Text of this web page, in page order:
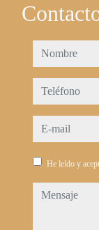
nombre
teléfono
e-mail
He leído y
mensaje